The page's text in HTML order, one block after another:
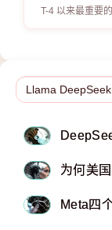
T-4 以来最重要
为何美
Meta四